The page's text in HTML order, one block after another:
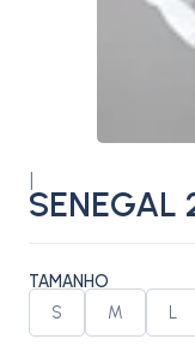
TAMANHO
S M L